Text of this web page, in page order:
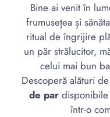
Bine ai venit în
frumusețea și
ritual de îngrijire
un păr strălucitor,
celui mai bun
Descoperă alături
de pardisponibile
într-o